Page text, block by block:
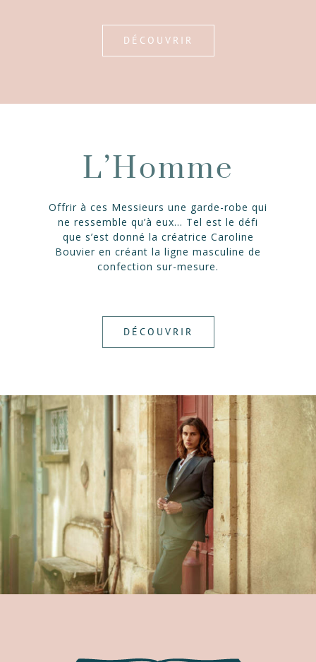
DÉCOUVRIR
L’Homme
Offrir à ces Messieurs une garde-robe qui
ne ressemble qu’à eux… Tel est le défi
que s’est donné la créatrice Caroline
Bouvier en créant la ligne masculine de
confection sur-mesure.
DÉCOUVRIR